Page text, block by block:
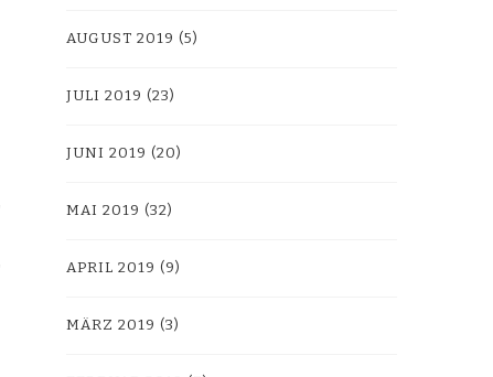
AUGUST 2019 (5)
JULI 2019 (23)
JUNI 2019 (20)
MAI 2019 (32)
APRIL 2019 (9)
MÄRZ 2019 (3)